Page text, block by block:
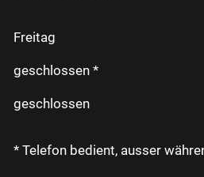
Freitag
geschlossen *
geschlossen
* Telefon bedient, ausser